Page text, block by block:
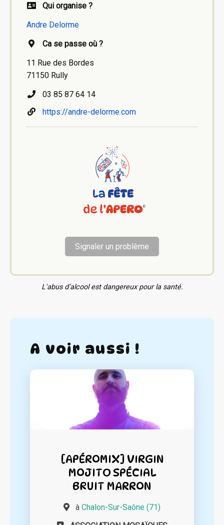
Qui organise ?
Andre Delorme
Ca se passe où ?
11 Rue des Bordes
71150 Rully
03 85 87 64 14
https://andre-delorme.com
Signaler un problème
L'abus d'alcool est dangereux pour la santé.
A voir aussi !
[APÉROMIX] VIRGIN
MOJITO SPÉCIAL
BRUIT MARRON
à Chalon-Sur-Saône (71)